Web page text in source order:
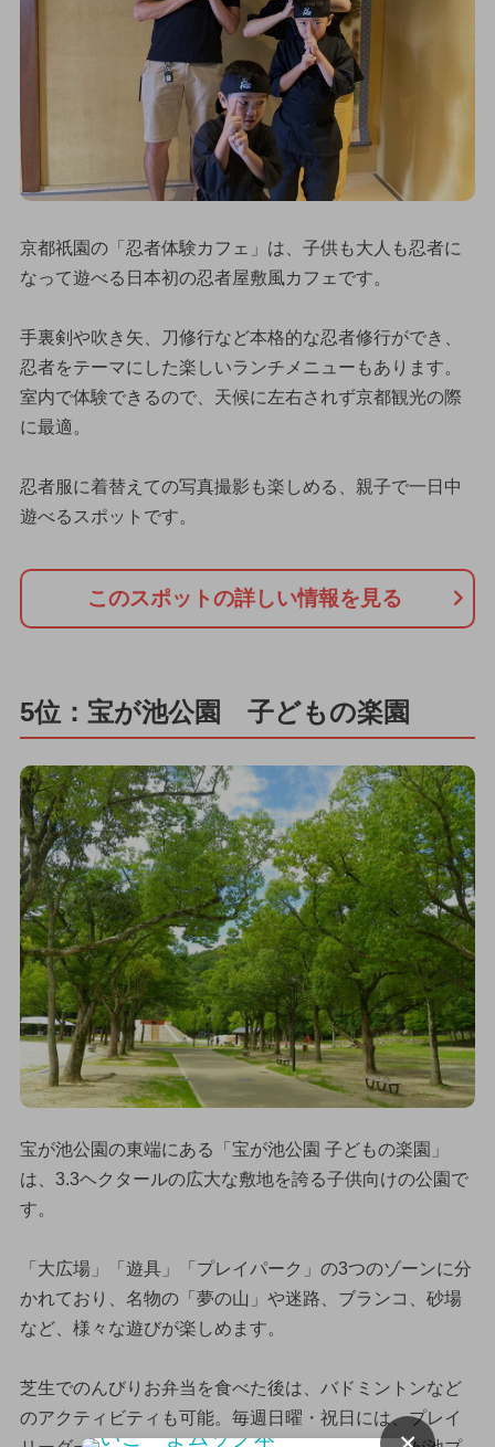
京都祇園の「忍者体験カフェ」は、子供も大人も忍者に
なって遊べる日本初の忍者屋敷風カフェです。
手裏剣や吹き矢、刀修行など本格的な忍者修行ができ、
忍者をテーマにした楽しいランチメニューもあります。
室内で体験できるので、天候に左右されず京都観光の際
に最適。
忍者服に着替えての写真撮影も楽しめる、親子で一日中
遊べるスポットです。
このスポットの詳しい情報を見る
5位：宝が池公園 子どもの楽園
宝が池公園の東端にある「宝が池公園 子どもの楽園」
は、3.3ヘクタールの広大な敷地を誇る子供向けの公園で
す。
「大広場」「遊具」「プレイパーク」の3つのゾーンに分
かれており、名物の「夢の山」や迷路、ブランコ、砂場
など、様々な遊びが楽しめます。
芝生でのんびりお弁当を食べた後は、バドミントンなど
のアクティビティも可能。毎週日曜・祝日には、プレイ